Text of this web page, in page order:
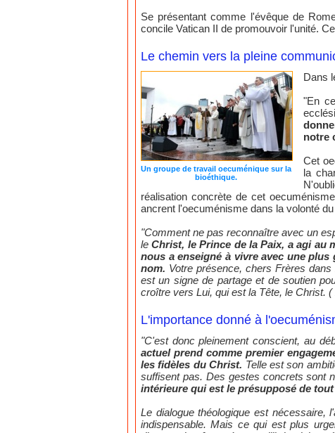
Se présentant comme l'évêque de
concile Vatican II de promouvoir l'unité.
Le chemin vers la pleine
Un groupe de travail oecuménique sur la
bioéthique.
Dans
"En
notre
Cet
la
réalisation concrète de cet
ancrent l'oecuménisme dans la volonté
"Comment ne pas reconnaître avec un
le Christ, le Prince de la Paix, a agi au
nous a enseigné à vivre avec une
nom. Votre présence, chers Frères
est un signe de partage et de soutien
croître vers Lui, qui est la Tête, le Christ. (
L'importance donné à
"C'est donc pleinement conscient, au
actuel prend comme premier
les fidèles du Christ. Telle est son
suffisent pas. Des gestes concrets sont
intérieure qui est le présupposé de
Le dialogue théologique est nécessaire,
indispensable. Mais ce qui est plus